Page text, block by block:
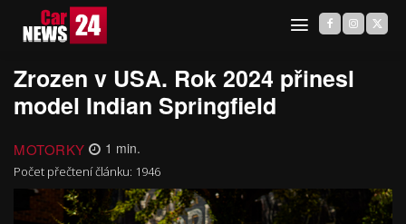
Zrozen v USA. Rok 2024 přinesl
model Indian Springfield
MOTORKY 1 min.
Počet přečtení článku: 1946